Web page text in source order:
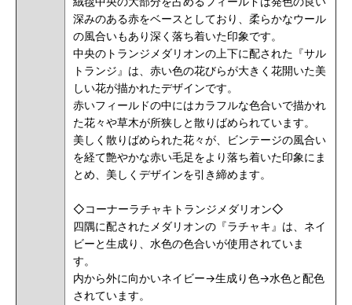
深みのある赤をベースとしており、柔らかなウール
の風合いもあり深く落ち着いた印象です。
中央のトランジメダリオンの上下に配された『サル
トランジ』は、赤い色の花びらが大きく花開いた美
しい花が描かれたデザインです。
赤いフィールドの中にはカラフルな色合いで描かれ
た花々や草木が所狭しと散りばめられています。
美しく散りばめられた花々が、ビンテージの風合い
を経て艶やかな赤い毛足をより落ち着いた印象にま
とめ、美しくデザインを引き締めます。
◇コーナーラチャキトランジメダリオン◇
四隅に配されたメダリオンの『ラチャキ』は、ネイ
ビーと生成り、水色の色合いが使用されていま
す。
内から外に向かいネイビー→生成り色→水色と配色
されています。